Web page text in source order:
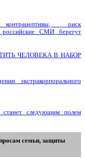
риск
российские СМИ берегут
ЧЕЛОВЕКА В НАБОР
экстракорпорального
станет следующим полем
семьи, защиты